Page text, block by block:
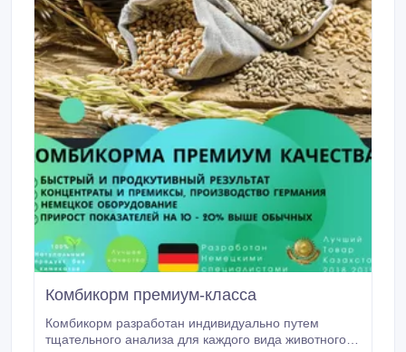
Комбикорм премиум-класса
Комбикорм разработан индивидуально путем
тщательного анализа для каждого вида животного